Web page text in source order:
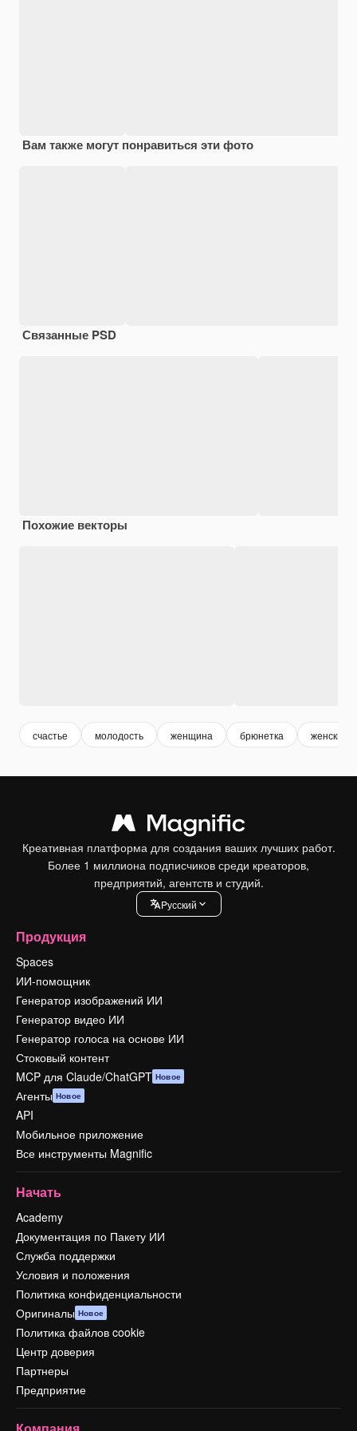
Вам также могут понравиться эти фото
Связанные PSD
Похожие векторы
счастье молодость женщина брюнетка женский
Креативная платформа для создания ваших лучших работ.
Более 1 миллиона подписчиков среди креаторов,
предприятий, агентств и студий.
Pусский
Продукция
Spaces
ИИ-помощник
Генератор изображений ИИ
Генератор видео ИИ
Генератор голоса на основе ИИ
Стоковый контент
MCP для Claude/ChatGPT Новое
Агенты Новое
API
Мобильное приложение
Все инструменты Magnific
Начать
Academy
Документация по Пакету ИИ
Служба поддержки
Условия и положения
Политика конфиденциальности
Оригиналы Новое
Политика файлов cookie
Центр доверия
Партнеры
Предприятие